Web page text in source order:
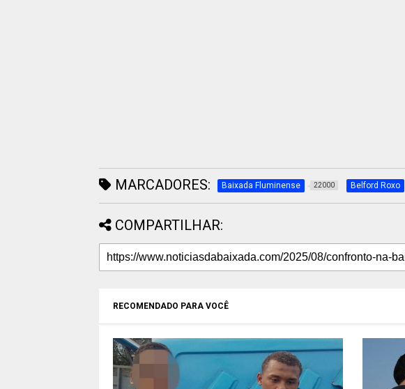
MARCADORES: Baixada Fluminense 22000 Belford Roxo
COMPARTILHAR:
RECOMENDADO PARA VOCÊ